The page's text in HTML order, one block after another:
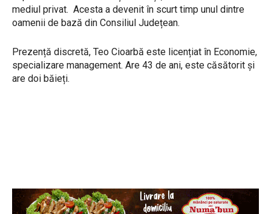
mediul privat. Acesta a devenit în scurt timp unul dintre
oamenii de bază din Consiliul Județean.
Prezență discretă, Teo Cioarbă este licențiat în Economie,
specializare management. Are 43 de ani, este căsătorit și
are doi băieți.